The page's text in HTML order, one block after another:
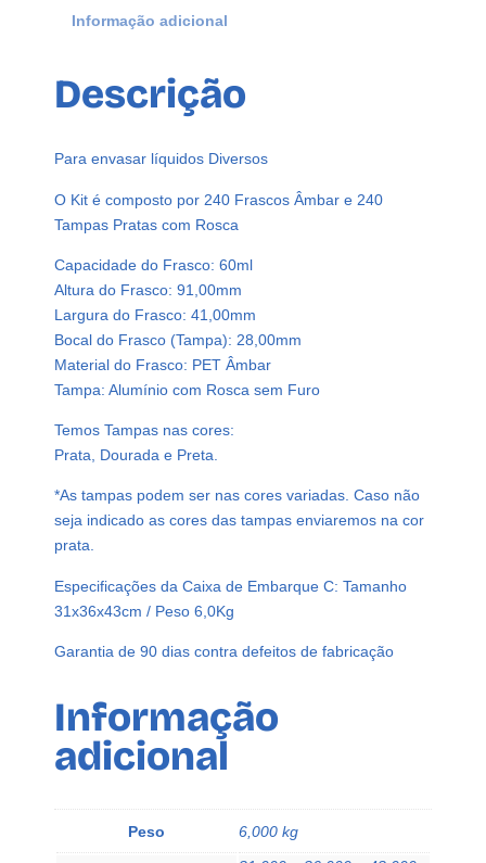
s
t
c
o
Â
m
b
a
r
P
t
6
0
l
C
T
a
A
Informação adicional
Descrição
Para envasar líquidos Diversos
O Kit é composto por 240 Frascos Âmbar e 240
Tampas Pratas com Rosca
Capacidade do Frasco: 60ml
Altura do Frasco: 91,00mm
Largura do Frasco: 41,00mm
Bocal do Frasco (Tampa): 28,00mm
Material do Frasco: PET Âmbar
Tampa: Alumínio com Rosca sem Furo
Temos Tampas nas cores:
Prata, Dourada e Preta.
*As tampas podem ser nas cores variadas. Caso não
seja indicado as cores das tampas enviaremos na cor
prata.
Especificações da Caixa de Embarque C: Tamanho
31x36x43cm / Peso 6,0Kg
Garantia de 90 dias contra defeitos de fabricação
Informação
adicional
Peso
6,000 kg